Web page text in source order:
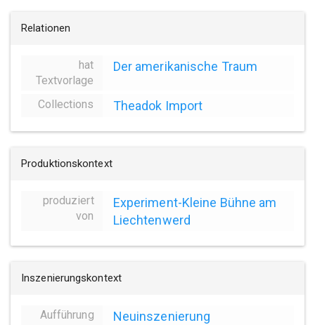
Relationen
hat
Textvorlage
Der amerikanische Traum
Collections Theadok Import
Produktionskontext
produziert
von
Experiment-Kleine Bühne am
Liechtenwerd
Inszenierungskontext
Aufführung Neuinszenierung